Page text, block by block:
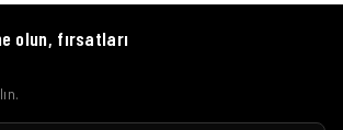
olun, fırsatları